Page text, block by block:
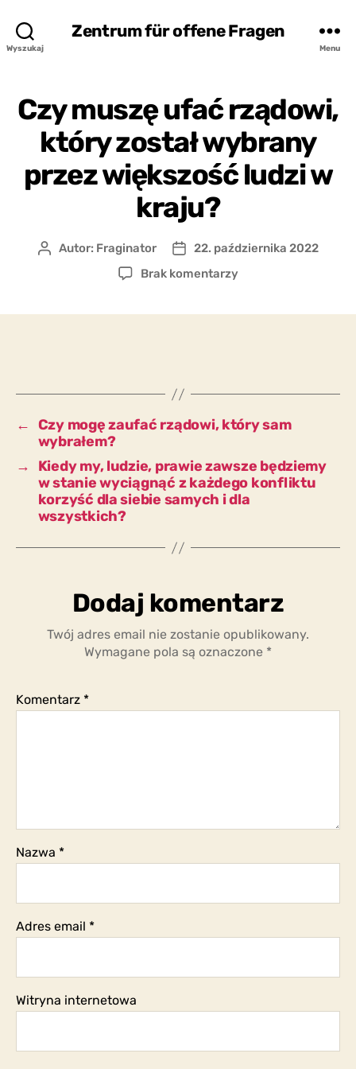
Wyszukaj
Zentrum für offene Fragen
Menu
Czy muszę ufać rządowi,
który został wybrany
przez większość ludzi w
kraju?
AutorAutor: Fraginator
Data
wpisu
22. października 2022
Brak komentarzydo
wybrany
większość
w
kraju?
← Czy mogę zaufać rządowi, który sam
wybrałem?
→
Kiedy my, ludzie, prawie zawsze będziemy
w stanie wyciągnąć z każdego konfliktu
korzyść dla siebie samych i dla
wszystkich?
Dodaj komentarz
Twój adres email nie zostanie opublikowany.
Wymagane pola są oznaczone *
Komentarz *
Nazwa *
Adres email *
Witryna internetowa